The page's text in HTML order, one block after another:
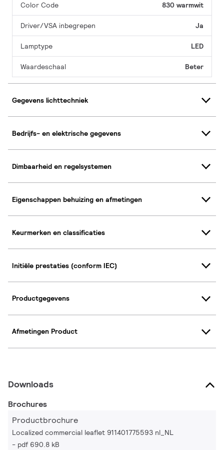
Color Code 830 warmwit
Driver/VSA inbegrepen Ja
Lamptype LED
Waardeschaal Beter
Gegevens lichttechniek
Bedrijfs- en elektrische gegevens
Dimbaarheid en regelsystemen
Eigenschappen behuizing en afmetingen
Keurmerken en classificaties
Initiële prestaties (conform IEC)
Productgegevens
Afmetingen Product
Downloads
Brochures
Productbrochure
Localized commercial leaflet 911401775593 nl_NL
pdf 690.8 kB